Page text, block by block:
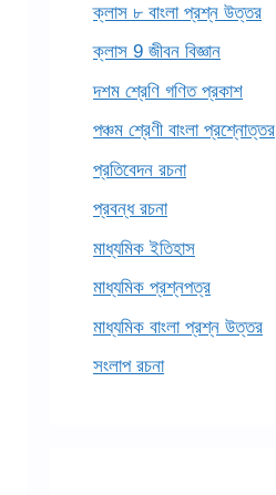
ক্লাস ৮ বাংলা প্রশ্ন উত্তর
ক্লাস 9 জীবন বিজ্ঞান
দশম শ্রেণি গণিত প্রকাশ
পঞ্চম শ্রেণী বাংলা প্রশ্নোত্তর
প্রতিবেদন রচনা
প্রবন্ধ রচনা
মাধ্যমিক ইতিহাস
মাধ্যমিক প্রশ্নপত্র
মাধ্যমিক বাংলা প্রশ্ন উত্তর
সংলাপ রচনা